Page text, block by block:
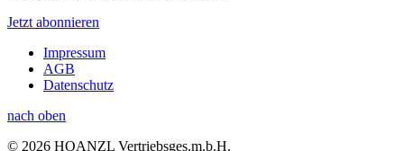
Jetzt abonnieren
Impressum
AGB
Datenschutz
nach oben
© 2026 HOANZL Vertriebsges.m.b.H.